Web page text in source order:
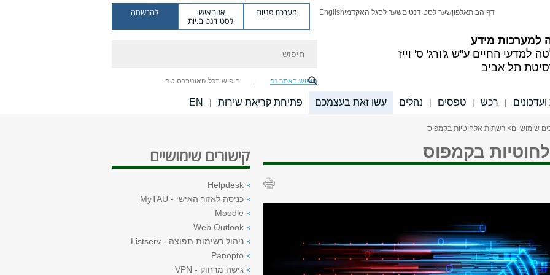
למערכות מידע
למדעי החיים ע"ש ג'ורג' ס' וייז
תל אביב
דף הביתאלפוןשער לסטודנטיםשער לסגל האקדמיEnglish מערכת פניות אזור אישי
לסטודנטים.יות
להרשמה
חיפוש באתר זה חיפוש בכל האוניברסיטה
| רכש | טפסים | נהלים עשו זאת בעצמכם פתיחת קריאת שירות |
EN
שימושיים> רשתות אלחוטיות בקמפוס
בקמפוס קישורים שימושיים
Helpdesk
כניסה לאזור האישי - MyTAU
Moodle
Web Outlook
ניהול רשימות תפוצה - Listserv
Panopto
גישה מרחוק - VPN